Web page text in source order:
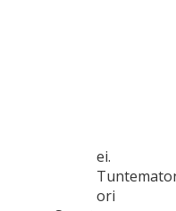
ei.
ori